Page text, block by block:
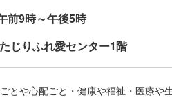
～午後5時
れ愛センター1階
とや心配ごと・健康や福祉・医療